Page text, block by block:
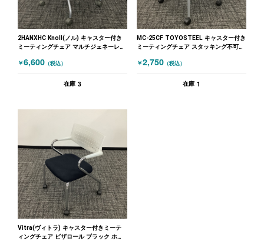
2HANXHC Knoll(ノル) キャスター付き
ミーティングチェア マルチジェネーレー
￥6,600 （税込）
在庫 3
MC-25CF TOYOSTEEL キャスター付き
ミーティングチェア スタッキング不可
￥2,750 （税込）
在庫 1
Vitra(ヴィトラ) キャスター付きミーテ
ィングチェア ビザロール ブラック ホワ